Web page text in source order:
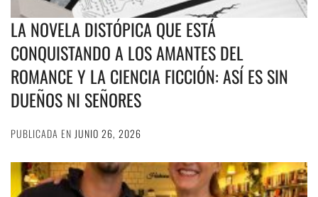
LA NOVELA DISTÓPICA QUE ESTÁ
CONQUISTANDO A LOS AMANTES DEL
ROMANCE Y LA CIENCIA FICCIÓN: ASÍ ES SIN
DUEÑOS NI SEÑORES
PUBLICADA EN JUNIO 26, 2026